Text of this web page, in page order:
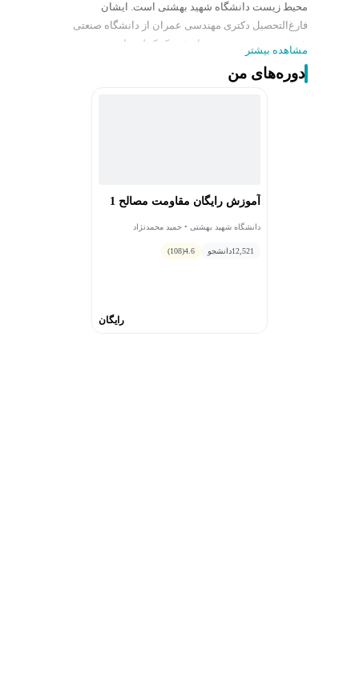
محیط زیست دانشگاه شهید بهشتی است. ایشان
فارغ‌التحصیل دکتری مهندسی عمران از دانشگاه صنعتی
شریف هستند و در زمینه‌های ژئوتکنیک لرزه‌ای و مهندسی
زلزله فعالیت دارند.
مشاهده بیشتر
دوره‌های من
آموزش رایگان مقاومت مصالح 1
دانشگاه شهید بهشتی • حمید محمدنژاد
12,521دانشجو 4.6
(108)
رایگان